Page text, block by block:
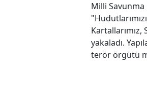
Milli Savunma
Kartallarımız,
yakaladı.
terör örgütü